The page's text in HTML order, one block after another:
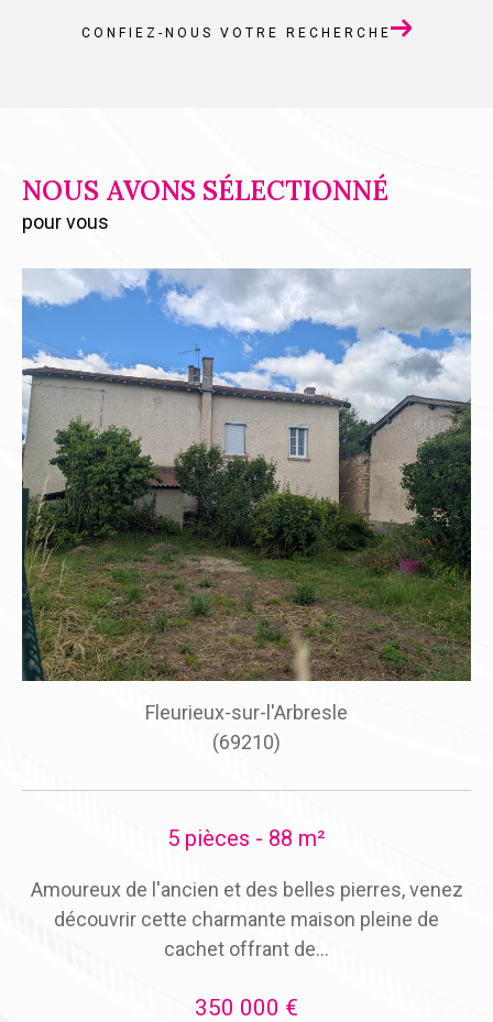
CONFIEZ-NOUS VOTRE RECHERCHE
NOUS AVONS SÉLECTIONNÉ
pour vous
Fleurieux-sur-l'Arbresle
(69210)
5 pièces - 88 m²
Amoureux de l'ancien et des belles pierres, venez
découvrir cette charmante maison pleine de
cachet offrant de...
350 000 €